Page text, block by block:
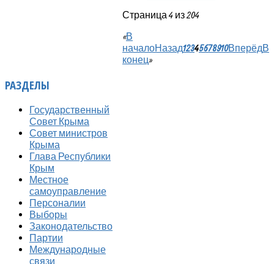
Страница 4 из 204
«В
началоНазад12345678910ВперёдВ
конец»
РАЗДЕЛЫ
Государственный
Совет Крыма
Совет министров
Крыма
Глава Республики
Крым
Местное
самоуправление
Персоналии
Выборы
Законодательство
Партии
Международные
связи